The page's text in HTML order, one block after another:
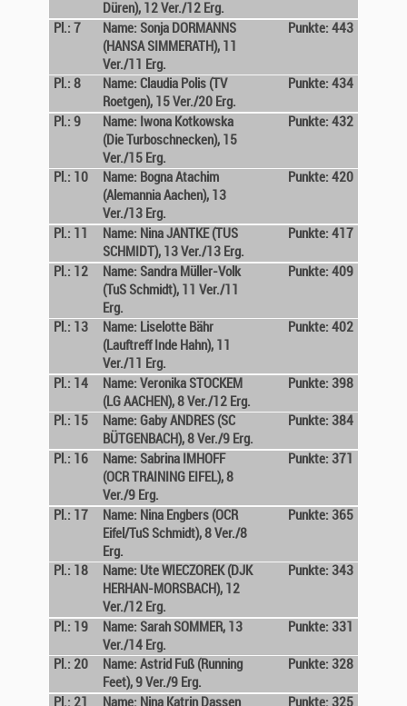
Düren), 12 Ver./12 Erg.
Pl.: 7
Name: Sonja DORMANNS
(HANSA SIMMERATH), 11
Ver./11 Erg.
Punkte: 443
Pl.: 8
Name: Claudia Polis (TV
Roetgen), 15 Ver./20 Erg.
Punkte: 434
Pl.: 9
Name: Iwona Kotkowska
(Die Turboschnecken), 15
Ver./15 Erg.
Punkte: 432
Pl.: 10
Name: Bogna Atachim
(Alemannia Aachen), 13
Ver./13 Erg.
Punkte: 420
Pl.: 11
Name: Nina JANTKE (TUS
SCHMIDT), 13 Ver./13 Erg.
Punkte: 417
Pl.: 12
Name: Sandra Müller-Volk
(TuS Schmidt), 11 Ver./11
Erg.
Punkte: 409
Pl.: 13
Name: Liselotte Bähr
(Lauftreff Inde Hahn), 11
Ver./11 Erg.
Punkte: 402
Pl.: 14
Name: Veronika STOCKEM
(LG AACHEN), 8 Ver./12 Erg.
Punkte: 398
Pl.: 15
Name: Gaby ANDRES (SC
BÜTGENBACH), 8 Ver./9 Erg.
Punkte: 384
Pl.: 16
Name: Sabrina IMHOFF
(OCR TRAINING EIFEL), 8
Ver./9 Erg.
Punkte: 371
Pl.: 17
Name: Nina Engbers (OCR
Eifel/TuS Schmidt), 8 Ver./8
Erg.
Punkte: 365
Pl.: 18
Name: Ute WIECZOREK (DJK
HERHAN-MORSBACH), 12
Ver./12 Erg.
Punkte: 343
Pl.: 19
Name: Sarah SOMMER, 13
Ver./14 Erg.
Punkte: 331
Pl.: 20
Name: Astrid Fuß (Running
Feet), 9 Ver./9 Erg.
Punkte: 328
Pl.: 21
Name: Nina Katrin Dassen
Punkte: 325